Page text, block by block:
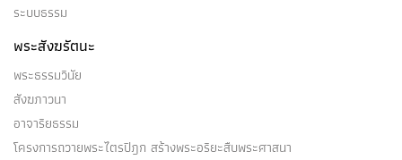
ระบบธรรม
พระสังฆรัตนะ
พระธรรมวินัย
สังฆภาวนา
อาจาริยธรรม
โครงการถวายพระไตรปิฎก สร้างพระอริยะสืบพระศาสนา